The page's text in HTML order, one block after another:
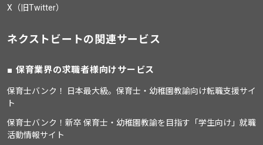
X（旧Twitter）
ネクストビートの関連サービス
保育業界の求職者様向けサービス
保育士バンク！ 日本最大級。保育士・幼稚園教諭向け転職支援サイ
ト
保育士バンク！新卒 保育士・幼稚園教諭を目指す「学生向け」就職
活動情報サイト